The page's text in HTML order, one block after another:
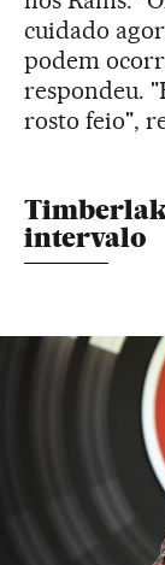
cuidado
podem
respondeu.
rosto feio",
intervalo